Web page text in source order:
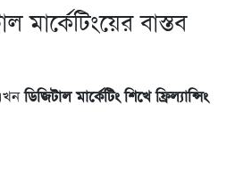
মার্কেটিংয়ের বাস্তব
ডিজিটাল মার্কেটিং শিখে ফ্রিল্যান্সিং